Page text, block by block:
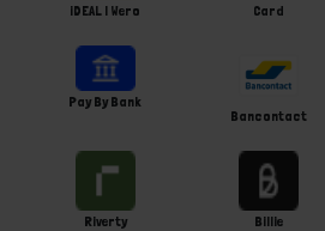
iDEAL | Wero Card
Pay By Bank
Bancontact
Riverty Billie